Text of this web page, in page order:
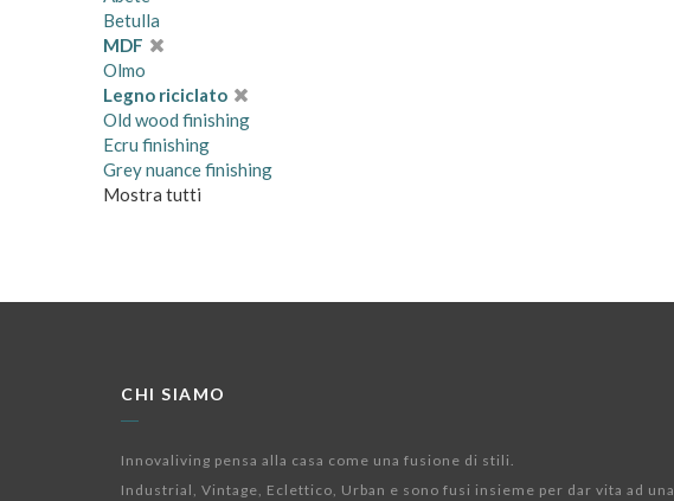
Betulla
MDF
Olmo
Legno riciclato
Old wood finishing
Ecru finishing
Grey nuance finishing
Mostra tutti
CHI SIAMO
Innovaliving pensa alla casa come una fusione di stili.
Industrial, Vintage, Eclettico, Urban e sono fusi insieme per dar vita ad una